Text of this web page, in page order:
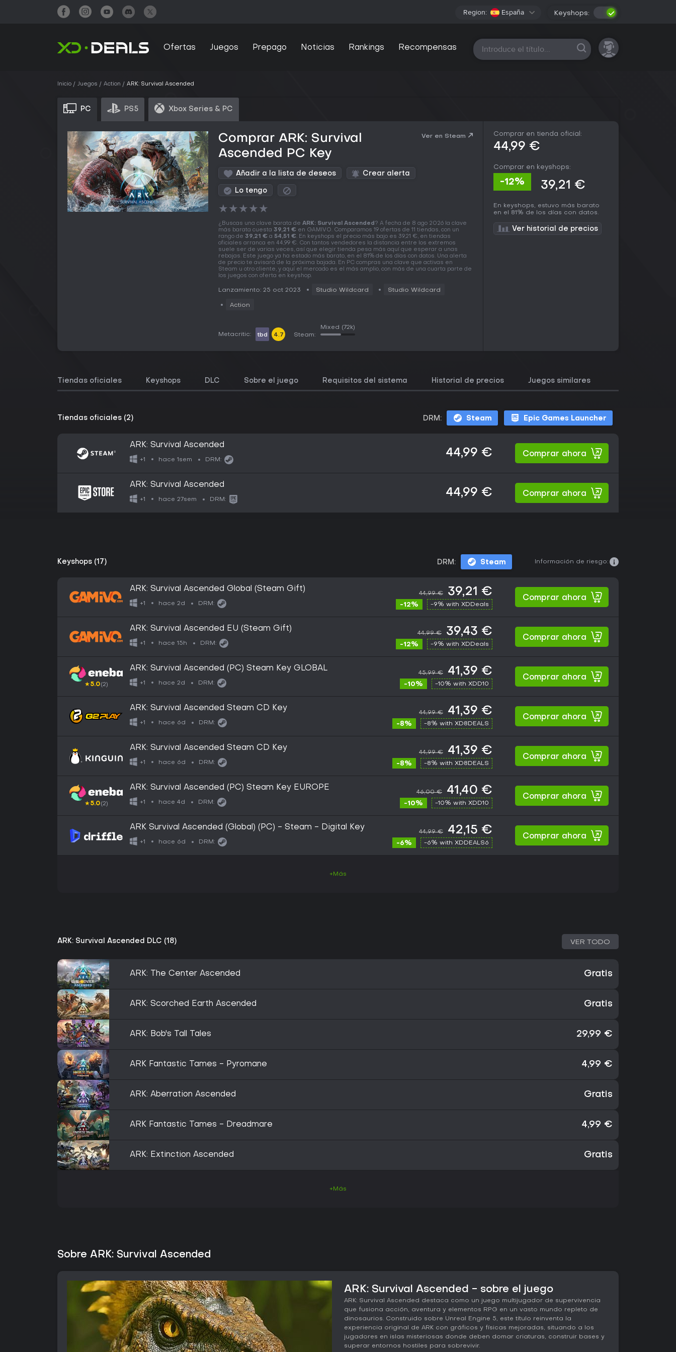
Region: España Keyshops:
Ofertas Juegos Prepago Noticias Rankings Recompensas Todas las plataformas
Inicio Juegos Action ARK: Survival Ascended
PC PS5 Xbox Series & PC
Comprar ARK: Survival
Ascended PC Key
Ver en Steam
Añadir a la lista de deseos Crear alerta
Lo tengo
★★★★★
¿Buscas una clave barata de ARK: Survival Ascended ? A fecha de 8 ago 2026 la clave
más barata cuesta 39,21 € en GAMIVO. Comparamos 19 ofertas de 11 tiendas, con un
rango de 39,21 € a 54,51 €. En keyshops el precio más bajo es 39,21 €, en tiendas
oficiales arranca en 44,99 €. Con tantos vendedores la distancia entre los extremos
suele ser de varias veces, así que elegir tienda pesa más aquí que esperar a unas
rebajas. Este juego ya ha estado más barato, en el 81% de los días con datos. Una alerta
de precio te avisará de la próxima bajada. En PC compras una clave que activas en
Steam u otro cliente, y aquí el mercado es el más amplio, con más de una cuarta parte de
los juegos con oferta en keyshop.
Lanzamiento: 25 oct 2023 Studio Wildcard Studio Wildcard
Action
Metacritic: tbd 4.7 Steam:
Mixed (72k)
Comprar en tienda oficial:
44,99 €
Comprar en keyshops:
-12% 39,21 €
En keyshops, estuvo más barato
en el 81% de los días con datos.
Ver historial de precios
Tiendas oficiales Keyshops DLC Sobre el juego Requisitos del sistema Historial de precios Juegos similares
Tiendas oficiales (2) DRM: Steam Epic Games Launcher
ARK: Survival Ascended
+1 hace 1sem DRM:
44,99 € Comprar ahora
ARK: Survival Ascended
+1 hace 27sem DRM:
44,99 € Comprar ahora
Keyshops (17) DRM: Steam Información de riesgo:
ARK: Survival Ascended Global (Steam Gift)
+1 hace 2d DRM:
44,99 € 39,21 €
-12% -9% with XDDeals
Comprar ahora
ARK: Survival Ascended EU (Steam Gift)
+1 hace 15h DRM:
44,99 € 39,43 €
-12% -9% with XDDeals
Comprar ahora
★5.0(2)
ARK: Survival Ascended (PC) Steam Key GLOBAL
+1 hace 2d DRM:
45,99 € 41,39 €
-10% -10% with XDD10
Comprar ahora
ARK: Survival Ascended Steam CD Key
+1 hace 6d DRM:
44,99 € 41,39 €
-8% -8% with XD8DEALS
Comprar ahora
ARK: Survival Ascended Steam CD Key
+1 hace 6d DRM:
44,99 € 41,39 €
-8% -8% with XD8DEALS
Comprar ahora
★5.0(2)
ARK: Survival Ascended (PC) Steam Key EUROPE
+1 hace 4d DRM:
46,00 € 41,40 €
-10% -10% with XDD10
Comprar ahora
ARK Survival Ascended (Global) (PC) - Steam - Digital Key
+1 hace 6d DRM:
44,99 € 42,15 €
-6% -6% with XDDEALS6
Comprar ahora
+Más
ARK: Survival Ascended DLC (18) VER TODO
ARK: The Center Ascended Gratis
ARK: Scorched Earth Ascended Gratis
ARK: Bob's Tall Tales 29,99 €
ARK Fantastic Tames - Pyromane 4,99 €
ARK: Aberration Ascended Gratis
ARK Fantastic Tames - Dreadmare 4,99 €
ARK: Extinction Ascended Gratis
+Más
Sobre ARK: Survival Ascended
ARK: Survival Ascended - sobre el juego
ARK: Survival Ascended destaca como un juego multijugador de supervivencia
que fusiona acción, aventura y elementos RPG en un vasto mundo repleto de
dinosaurios. Construido sobre Unreal Engine 5, este título reinventa la
experiencia original de ARK con gráficos y físicas mejoradas, situando a los
jugadores en islas misteriosas donde deben domar criaturas, construir bases y
superar entornos hostiles para sobrevivir.